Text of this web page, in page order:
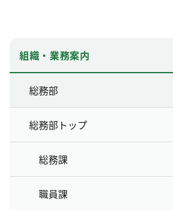
組織・業務案内
総務部
総務部トップ
総務課
職員課